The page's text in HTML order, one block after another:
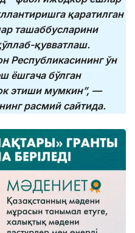
қаратилган
ташаббусларини
қувватлаш.
Республикасининг ўн
ёшгача бўлган
этиши мумкин”, —
расмий сайтида.